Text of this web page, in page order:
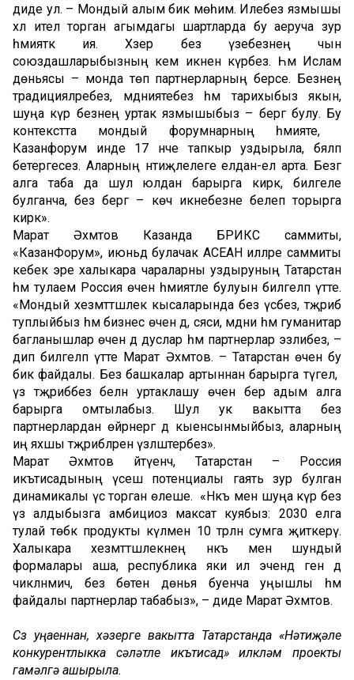
диде ул. – Мондый алым бик мөһим. Илебез язмышы
хәл ителә торган агымдагы шартларда бу аеруча зур
әһәмияткә ия. Хәзер без үзебезнең чын
союздашларыбызның кем икәнен күрәбез. Һәм Ислам
дөньясы – монда төп партнерларның берсе. Безнең
традицияләребез, мәдәниятебез һәм тарихыбыз якын,
шуңа күрә безнең уртак язмышыбыз – бергә булу. Бу
контекстта мондый форумнарның әһәмияте, ә
Казанфорум инде 17 нче тапкыр уздырыла, бәяләп
бетергесез. Аларның нәтиҗәлелеге елдан-ел арта. Безгә
алга таба да шул юлдан барырга кирәк, билгеле
булганча, без бергә – көч икәнебезне белеп торырга
кирәк».
Марат Әхмәтов Казанда БРИКС саммиты,
«КазанФорум», июньдә булачак АСЕАН илләре саммиты
кебек эре халыкара чараларны уздыруның Татарстан
һәм тулаем Россия өчен әһәмиятле булуын билгеләп үтте.
«Мондый хезмәттәшлек кысаларында без үсәбез, тәҗрибә
туплыйбыз һәм бизнес өчен дә, сәяси, мәдәни һәм гуманитар
багланышлар өчен дә дуслар һәм партнерлар эзлибез, –
дип билгеләп үтте Марат Әхмәтов. – Татарстан өчен бу
бик файдалы. Без башкалар артыннан барырга түгел, ә
үз тәҗрибәбез белән уртаклашу өчен бер адым алга
барырга омтылабыз. Шул ук вакытта без
партнерлардан өйрәнергә дә кыенсынмыйбыз, аларның
иң яхшы тәҗрибәләрен үзләштерәбез».
Марат Әхмәтов әйтүенчә, Татарстан – Россия
икътисадының үсеш потенциалы гаять зур булган
динамикалы үсә торган өлеше. «Нәкъ менә шуңа күрә без
үз алдыбызга амбициоз максат куябыз: 2030 елга
тулай төбәк продукты күләмен 10 трлн сумга җиткерү.
Халыкара хезмәттәшлекнең нәкъ менә шундый
формалары аша, республика яки ил эчендә генә дә
чикләнмичә, без бөтен дөнья буенча уңышлы һәм
файдалы партнерлар табабыз», – диде Марат Әхмәтов.
Сүз уңаеннан, хәзерге вакытта Татарстанда «Нәтиҗәле
конкурентлыкка сәләтле икътисад» илкүләм проекты
гамәлгә ашырыла.